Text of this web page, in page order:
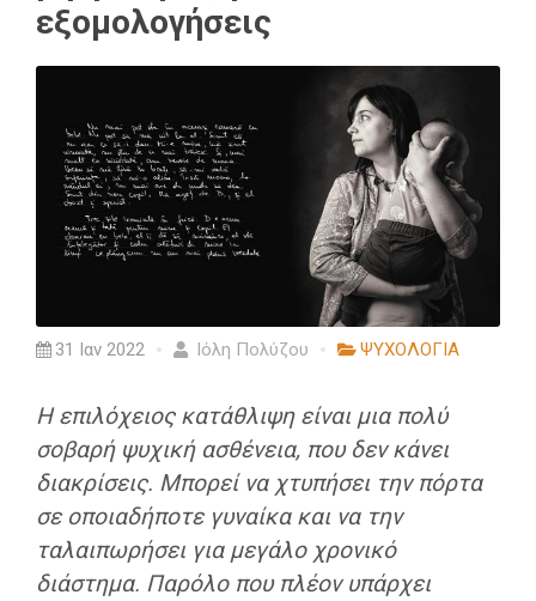
εξομολογήσεις
31 Ιαν 2022 Ιόλη Πολύζου ΨΥΧΟΛΟΓΙΑ
Η επιλόχειος κατάθλιψη είναι μια πολύ
σοβαρή ψυχική ασθένεια, που δεν κάνει
διακρίσεις. Μπορεί να χτυπήσει την πόρτα
σε οποιαδήποτε γυναίκα και να την
ταλαιπωρήσει για μεγάλο χρονικό
διάστημα. Παρόλο που πλέον υπάρχει